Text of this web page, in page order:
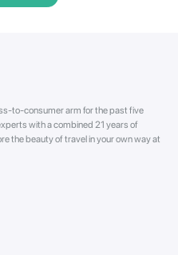
to-consumer arm for the past five
with a combined 21 years of
the beauty of travel in your own way at